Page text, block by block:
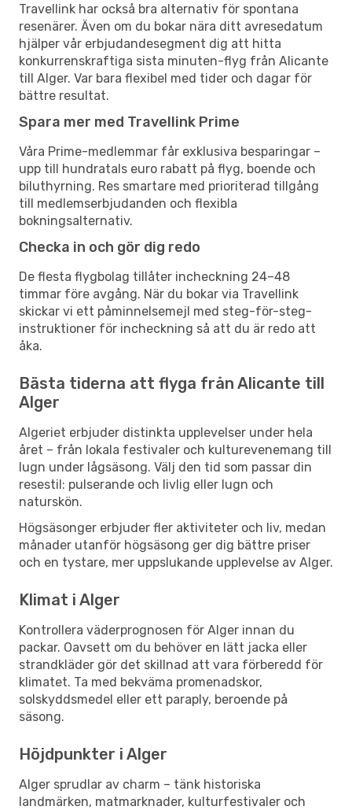
Travellink har också bra alternativ för spontana
resenärer. Även om du bokar nära ditt avresedatum
hjälper vår erbjudandesegment dig att hitta
konkurrenskraftiga sista minuten-flyg från Alicante
till Alger. Var bara flexibel med tider och dagar för
bättre resultat.
Spara mer med Travellink Prime
Våra Prime-medlemmar får exklusiva besparingar –
upp till hundratals euro rabatt på flyg, boende och
biluthyrning. Res smartare med prioriterad tillgång
till medlemserbjudanden och flexibla
bokningsalternativ.
Checka in och gör dig redo
De flesta flygbolag tillåter incheckning 24–48
timmar före avgång. När du bokar via Travellink
skickar vi ett påminnelsemejl med steg-för-steg-
instruktioner för incheckning så att du är redo att
åka.
Bästa tiderna att flyga från Alicante till
Alger
Algeriet erbjuder distinkta upplevelser under hela
året – från lokala festivaler och kulturevenemang till
lugn under lågsäsong. Välj den tid som passar din
resestil: pulserande och livlig eller lugn och
naturskön.
Högsäsonger erbjuder fler aktiviteter och liv, medan
månader utanför högsäsong ger dig bättre priser
och en tystare, mer uppslukande upplevelse av Alger.
Klimat i Alger
Kontrollera väderprognosen för Alger innan du
packar. Oavsett om du behöver en lätt jacka eller
strandkläder gör det skillnad att vara förberedd för
klimatet. Ta med bekväma promenadskor,
solskyddsmedel eller ett paraply, beroende på
säsong.
Höjdpunkter i Alger
Alger sprudlar av charm – tänk historiska
landmärken, matmarknader, kulturfestivaler och